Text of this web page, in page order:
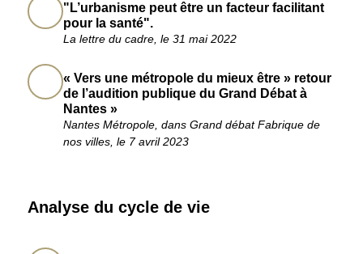
"L’urbanisme peut être un facteur facilitant
pour la santé".
La lettre du cadre, le 31 mai 2022
« Vers une métropole du mieux être » retour
de l’audition publique du Grand Débat à
Nantes »
Nantes Métropole, dans Grand débat Fabrique de
nos villes, le 7 avril 2023
Analyse du cycle de vie